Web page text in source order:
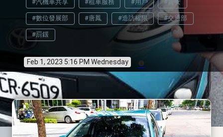
#汽機車共享 #租車服務 #用戶 #資安
#數位發展部 #唐鳳 #造訪權限 #交通部
#罰鍰
Feb 1, 2023 5:16 PM Wednesday info